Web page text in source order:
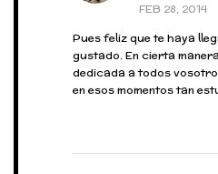
FEB 28, 2014
Pues feliz que te haya
gustado. En cierta
dedicada a todos
en esos momentos tan